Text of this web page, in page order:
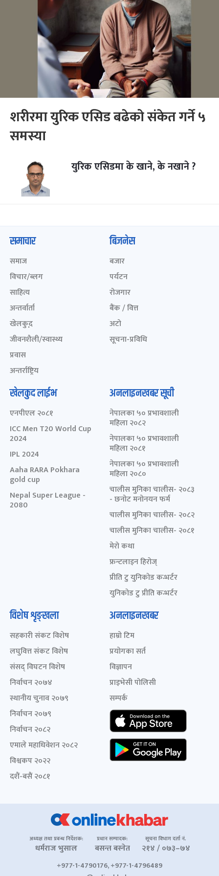
शरीरमा युरिक एसिड बढेको संकेत गर्ने ५
समस्या
युरिक एसिडमा के खाने, के नखाने ?
समाचार
समाज
विचार/ब्लग
साहित्य
अन्तर्वार्ता
खेलकुद़़
जीवनशैली/स्वास्थ्य
प्रवास
अन्तर्राष्ट्रिय
बिजनेस
बजार
पर्यटन
रोजगार
बैंक / वित्त
अटो
सूचना-प्रविधि
खेलकुद लाईभ
एनपीएल २०८१
ICC Men T20 World Cup
2024
IPL 2024
Aaha RARA Pokhara
gold cup
Nepal Super League -
2080
अनलाइनखबर सूची
नेपालका ५० प्रभावशाली
महिला २०८२
नेपालका ५० प्रभावशाली
महिला २०८१
नेपालका ५० प्रभावशाली
महिला २०८०
चालीस मुनिका चालीस- २०८३
- छनोट मनोनयन फर्म
चालीस मुनिका चालीस- २०८२
चालीस मुनिका चालीस- २०८१
मेरो कथा
फ्रन्टलाइन हिरोज्
प्रीति टु युनिकोड कन्भर्टर
युनिकोड टु प्रीति कन्भर्टर
विशेष शृङ्खला
सहकारी संकट विशेष
लघुवित्त संकट विशेष
संसद् विघटन विशेष
निर्वाचन २०७४
स्थानीय चुनाव २०७९
निर्वाचन २०७९
निर्वाचन २०८२
एमाले महाधिवेशन २०८२
विश्वकप २०२२
दशैं-बसैं २०८१
अनलाइनखबर
हाम्रो टिम
प्रयोगका सर्त
विज्ञापन
प्राइभेसी पोलिसी
सम्पर्क
अध्यक्ष तथा प्रबन्ध निर्देशक:
धर्मराज भुसाल
प्रधान सम्पादक:
बसन्त बस्नेत
सूचना विभाग दर्ता नं.
२१४ / ०७३–७४
+977-1-4790176, +977-1-4796489